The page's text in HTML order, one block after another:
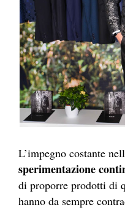
L’impegno costante
sperimentazione
di proporre prodotti di
hanno da sempre